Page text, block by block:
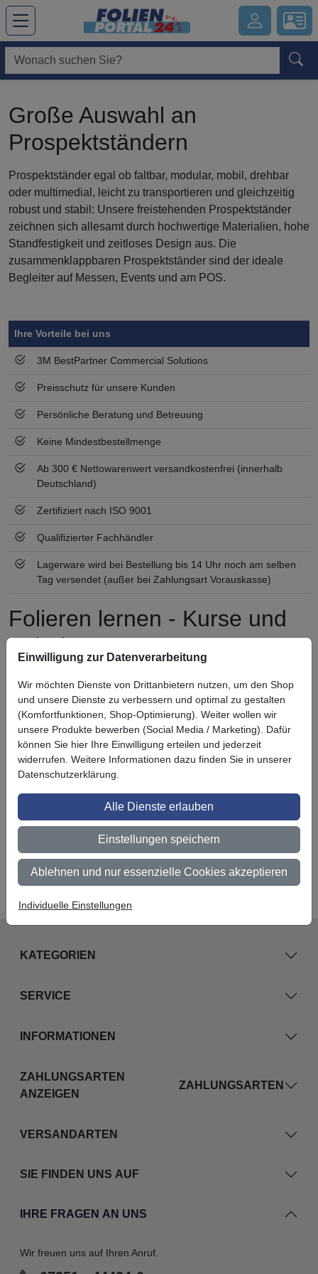
Hauptregion der Seite anspringen
Große Auswahl an
Prospektständern
Prospektständer egal ob faltbar, modular, mobil, drehbar
oder multimedial, leicht zu transportieren und gleichzeitig
robust und stabil: Unsere freistehenden Prospektständer
zeichnen sich allesamt durch hochwertige Materialien, hohe
Standfestigkeit und zeitloses Design aus. Die
zusammenklappbaren Prospektständer sind der ideale
Begleiter auf Messen, Events und am POS.
Ihre Vorteile bei uns
3M BestPartner Commercial Solutions
Preisschutz für unsere Kunden
Persönliche Beratung und Betreuung
Keine Mindestbestellmenge
Ab 300 € Nettowarenwert versandkostenfrei (innerhalb
Deutschland)
Zertifiziert nach ISO 9001
Qualifizierter Fachhändler
Lagerware wird bei Bestellung bis 14 Uhr noch am selben
Tag versendet (außer bei Zahlungsart Vorauskasse)
Folieren lernen - Kurse und
Schulungen
Folieren lernen. Die zertifizierten 3M Trainer vermitteln Ihnen - in
den Car Wrapping Schulungen, Scheibentönung Schulungen und
Möbelfolierung Schulungen - theoretische und praktische
Kenntnisse der Folienverklebung. Sie erhalten ein fundiertes
Fachwissen und ein Teilnahmezertifikat. Nehmen Sie gleich
Sehr gerne organisieren wir auch Schulungen in Ihren
Räumlichkeiten. Sprechen Sie uns an und wir kümmern uns um
alles weitere.
Zu unseren Schulungsangeboten
KATEGORIEN
SERVICE
INFORMATIONEN
ZAHLUNGSARTEN
ANZEIGEN
ZAHLUNGSARTEN
VERSANDARTEN
SIE FINDEN UNS AUF
IHRE FRAGEN AN UNS
Wir freuen uns auf Ihren Anruf.
Einwilligung zur Datenverarbeitung
Wir möchten Dienste von Drittanbietern nutzen, um den Shop
und unsere Dienste zu verbessern und optimal zu gestalten
(Komfortfunktionen, Shop-Optimierung). Weiter wollen wir
unsere Produkte bewerben (Social Media / Marketing). Dafür
können Sie hier Ihre Einwilligung erteilen und jederzeit
widerrufen. Weitere Informationen dazu finden Sie in unserer
Datenschutzerklärung.
Alle Dienste erlauben
Einstellungen speichern
Ablehnen und nur essenzielle Cookies akzeptieren
Individuelle Einstellungen